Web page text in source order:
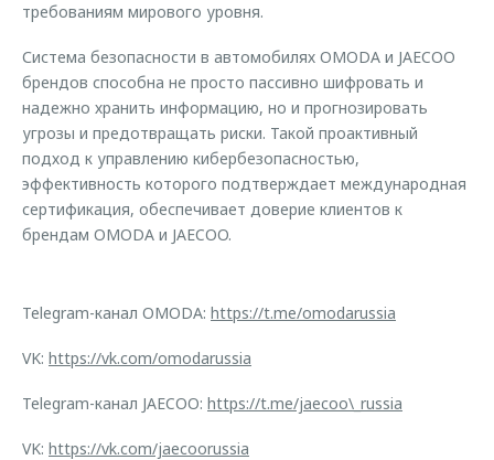
требованиям мирового уровня.
Система безопасности в автомобилях OMODA и JAECOO
брендов способна не просто пассивно шифровать и
надежно хранить информацию, но и прогнозировать
угрозы и предотвращать риски. Такой проактивный
подход к управлению кибербезопасностью,
эффективность которого подтверждает международная
сертификация, обеспечивает доверие клиентов к
брендам OMODA и JAECOO.
Telegram-канал OMODA: https://t.me/omodarussia
VK: https://vk.com/omodarussia
Telegram-канал JAECOO: https://t.me/jaecoo\_russia
VK: https://vk.com/jaecoorussia